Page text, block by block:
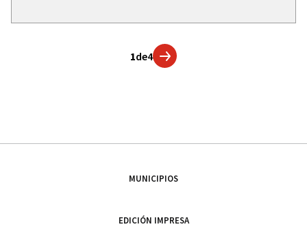
1de4
MUNICIPIOS
EDICIÓN IMPRESA